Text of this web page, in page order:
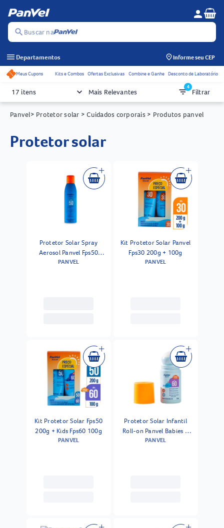
search Buscar na
Menu do
person
menu Departamentos Informe seu CEP
Acessos rápidos do cabeçalho
Meus Cupons Kits e Combos Ofertas Exclusivas Combine e Ganhe Desconto de Laboratório
17 itens keyboard_arrow_down Mais Relevantes filter_list4
Filtrar
Panvel> Protetor solar > Cuidados corporais> Produtos panvel
protetor solar
Protetor Solar Spray
Aerosol Panvel Fps50
200ml
PANVEL
Kit Protetor Solar Panvel
Fps30 200g + 100g
PANVEL
Kit Protetor Solar Fps50
200g + Kids Fps60 100g
PANVEL
Protetor Solar Infantil
Roll-on Panvel Babies E
Kids Fps60 50ml
PANVEL